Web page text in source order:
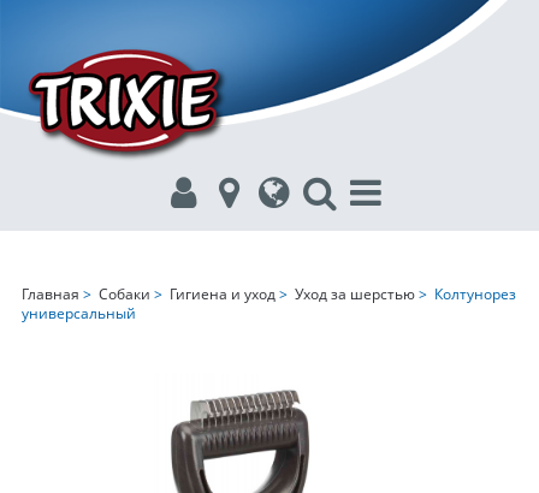
Главная > Собаки > Гигиена и уход> Уход за шерстью> Колтунорез
универсальный